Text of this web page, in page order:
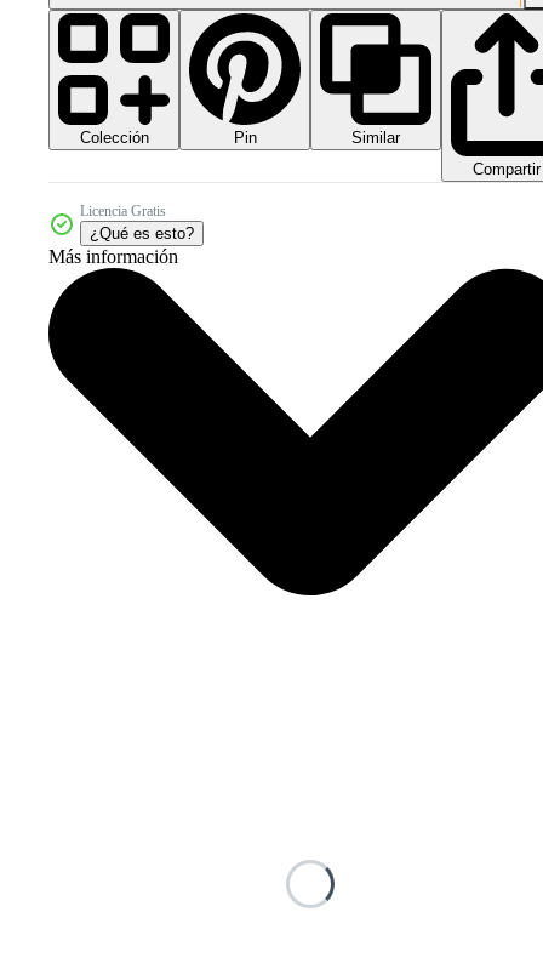
Colección Pin
Similar
Compartir
Licencia Gratis
¿Qué es esto?
Más información